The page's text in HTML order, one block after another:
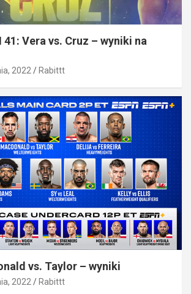
41: Vera vs. Cruz – wyniki na
2022 Rabittt
vs. Taylor – wyniki
2022 Rabittt